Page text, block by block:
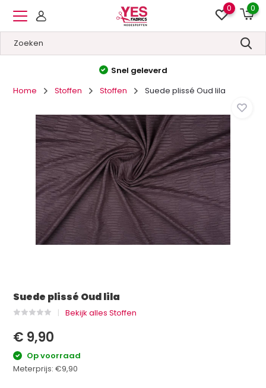
0 0
Hoge kwaliteit
Home
Stoffen Stoffen Suede plissé Oud lila
Suede plissé Oud lila
Bekijk alles Stoffen
€ 9,90
Op voorraad
Meterprijs:€9,90